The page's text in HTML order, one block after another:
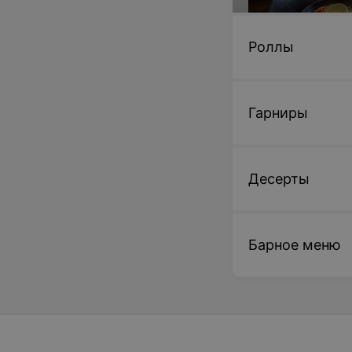
болгарский перец,
Роллы
Гарниры
Десерты
Барное меню